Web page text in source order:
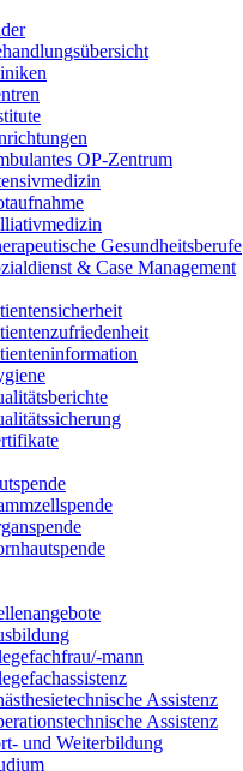
OP-Zentrum
Gesundheitsberufe
& Case Management
mann
Assistenz
Assistenz
und Weiterbildung